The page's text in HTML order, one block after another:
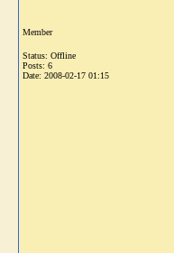
Member
Status: Offline
Posts: 6
Date: 2008-02-17 01:15